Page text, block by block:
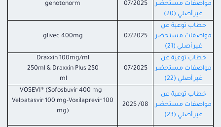
مواصفات مستحضر
غير أصلي (20)
07/2025
genotonorm
خطاب توعية عن
مواصفات مستحضر
غير أصلي (21)
07/2025
glivec 400mg
خطاب توعية عن
مواصفات مستحضر
غير أصلي (22)
07/2025
Draxxin 100mg/ml
250ml & Draxxin Plus 250
ml
خطاب توعية عن
مواصفات مستحضر
غير أصلي (23)
08/ 2025
VOSEVI® (Sofosbuvir 400 mg -
Velpatasvir 100 mg-Voxilaprevir 100
mg)